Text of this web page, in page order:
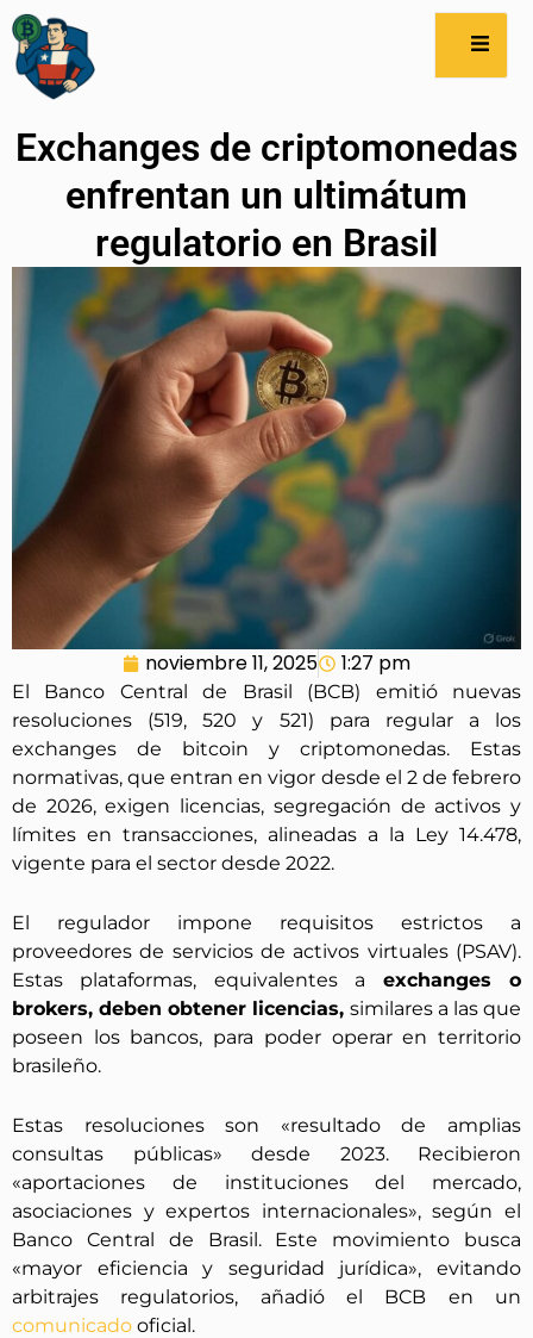
Exchanges de criptomonedas
enfrentan un ultimátum
regulatorio en Brasil
noviembre 11, 2025 1:27 pm
El Banco Central de Brasil (BCB) emitió nuevas
resoluciones (519, 520 y 521) para regular a los
exchanges de bitcoin y criptomonedas. Estas
normativas, que entran en vigor desde el 2 de febrero
de 2026, exigen licencias, segregación de activos y
límites en transacciones, alineadas a la Ley 14.478,
vigente para el sector desde 2022.
El regulador impone requisitos estrictos a
proveedores de servicios de activos virtuales (PSAV).
Estas plataformas, equivalentes a exchanges o
brokers, deben obtener licencias, similares a las que
poseen los bancos, para poder operar en territorio
brasileño.
Estas resoluciones son «resultado de amplias
consultas públicas» desde 2023. Recibieron
«aportaciones de instituciones del mercado,
asociaciones y expertos internacionales», según el
Banco Central de Brasil. Este movimiento busca
«mayor eficiencia y seguridad jurídica», evitando
arbitrajes regulatorios, añadió el BCB en un
comunicado oficial.